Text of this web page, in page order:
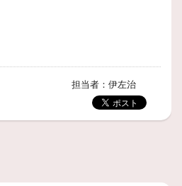
担当者：伊左治